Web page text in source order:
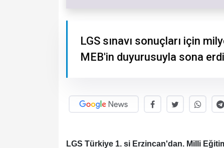
LGS sınavı sonuçları için
MEB'in duyurusuyla sona
LGS Türkiye 1. si Erzincan'dan. Milli